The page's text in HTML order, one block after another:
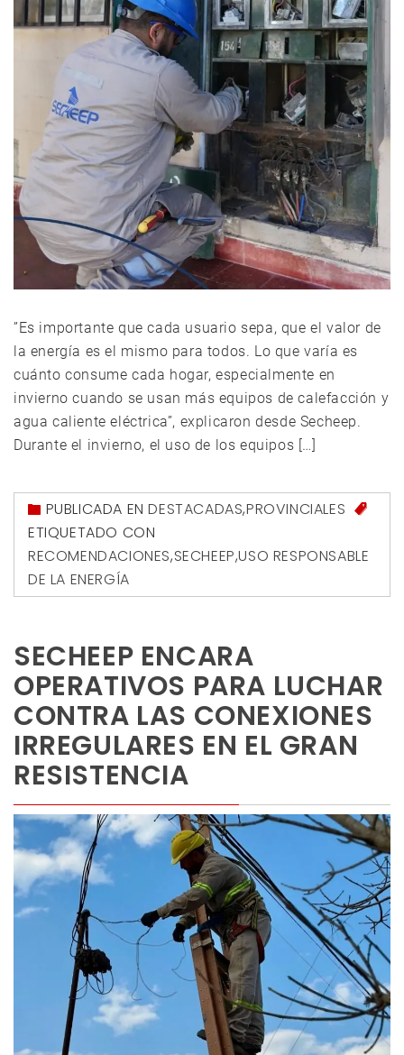
”Es importante que cada usuario sepa, que el valor de
la energía es el mismo para todos. Lo que varía es
cuánto consume cada hogar, especialmente en
invierno cuando se usan más equipos de calefacción y
agua caliente eléctrica”, explicaron desde Secheep.
Durante el invierno, el uso de los equipos […]
PUBLICADA ENDESTACADAS,PROVINCIALES
ETIQUETADO CON
RECOMENDACIONES,SECHEEP,USO RESPONSABLE
DE LA ENERGÍA
SECHEEP ENCARA
OPERATIVOS PARA LUCHAR
CONTRA LAS CONEXIONES
IRREGULARES EN EL GRAN
RESISTENCIA